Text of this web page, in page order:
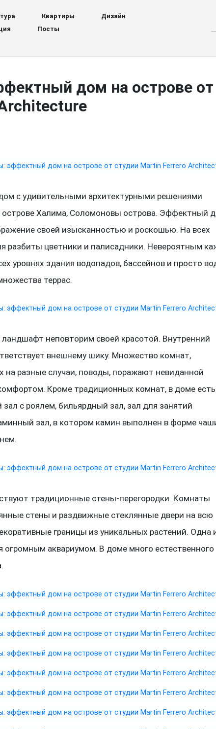
Квартиры
Дизайн
Посты
дом на острове от
с удивительными архитектурными решениями
острове Халима, Соломоновы острова. Эффектный
своей изысканностью и роскошью. На всех
разбиты цветники и палисадники. Невероятным
уровнях здания водопадов, бассейнов и просто
террас.
неповторим своей красотой. Внутренний
внешнему шику. Множество комнат,
на разные случаи, поводы, поражают невиданной
Кроме традиционных комнат, в доме есть
с роялем, бильярдный зал, зал для занятий
зал, в котором камин выполнен в форме
традиционные стены-перегородки. Комнаты
стены и раздвижные стеклянные двери на всю
границы из уникальных растений. Одна
огромным аквариумом. В доме много естественного